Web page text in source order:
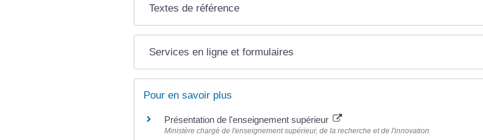
Textes de référence
Services en ligne et formulaires
Pour en savoir plus
Présentation de l'enseignement supérieur
Ministère chargé de l'enseignement supérieur, de la recherche et de l'innovation